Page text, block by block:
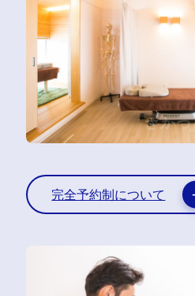
完全予約制について